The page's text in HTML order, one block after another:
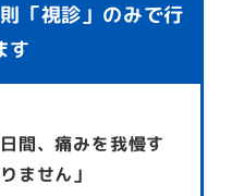
「視診」のみで行
す
間、痛みを我慢す
ません」